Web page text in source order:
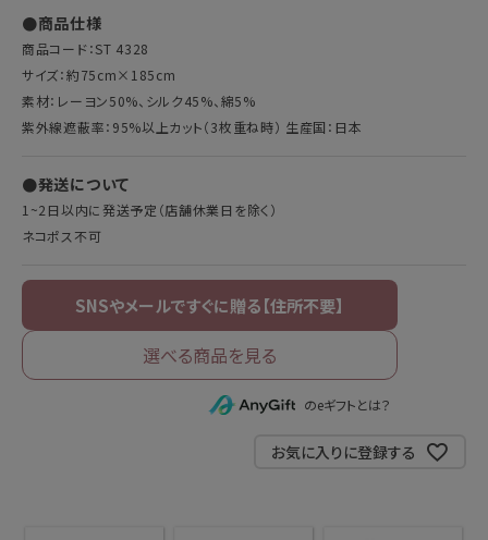
●商品仕様
商品コード：ST 4328
サイズ：約75cm×185cm
素材：レーヨン50%、シルク45%、綿5%
紫外線遮蔽率：95%以上カット（3枚重ね時） 生産国：日本
●発送について
1~2日以内に発送予定（店舗休業日を除く）
ネコポス不可
選べる商品を見る
のeギフトとは？
お気に入りに登録する